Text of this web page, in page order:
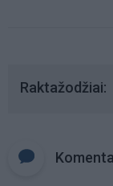
Raktažodžiai